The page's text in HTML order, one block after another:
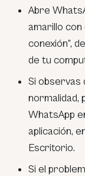
Abre
amarillo con
conexión”,
de tu
Si observas
normalidad,
WhatsApp
aplicación,
Escritorio.
Si el